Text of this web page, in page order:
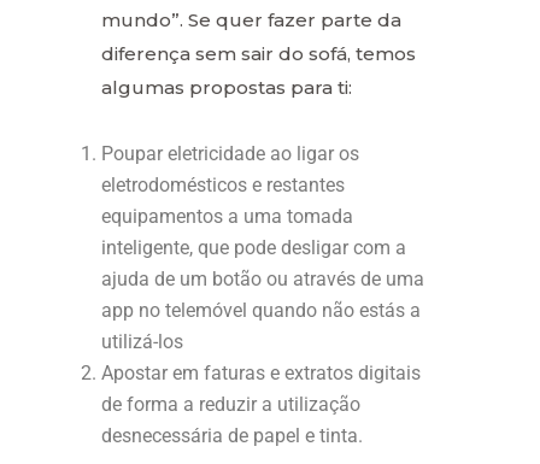
mundo”. Se quer fazer parte da
diferença sem sair do sofá, temos
algumas propostas para ti:
Poupar eletricidade ao ligar os
eletrodomésticos e restantes
equipamentos a uma tomada
inteligente, que pode desligar com a
ajuda de um botão ou através de uma
app no telemóvel quando não estás a
utilizá-los
Apostar em faturas e extratos digitais
de forma a reduzir a utilização
desnecessária de papel e tinta.